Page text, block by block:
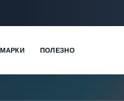
МАРКИ ПОЛЕЗНО